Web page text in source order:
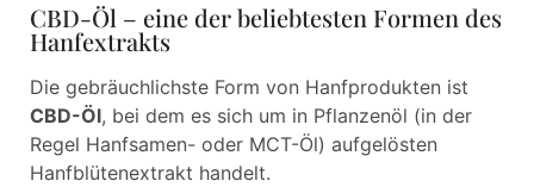
CBD-Öl – eine der beliebtesten Formen des
Hanfextrakts
Die gebräuchlichste Form von Hanfprodukten ist
CBD-Öl, bei dem es sich um in Pflanzenöl (in der
Regel Hanfsamen- oder MCT-Öl) aufgelösten
Hanfblütenextrakt handelt.